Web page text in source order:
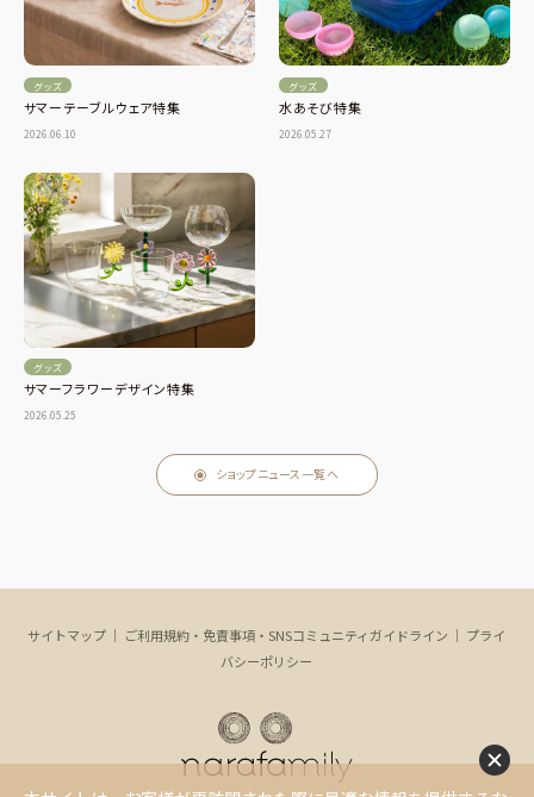
グッズ
サマーテーブルウェア特集
2026.06.10
グッズ
水あそび特集
2026.05.27
グッズ
サマーフラワーデザイン特集
2026.05.25
ショップニュース一覧へ
サイトマップ ｜ ご利用規約・免責事項・SNSコミュニティガイドライン ｜ プライ
バシーポリシー